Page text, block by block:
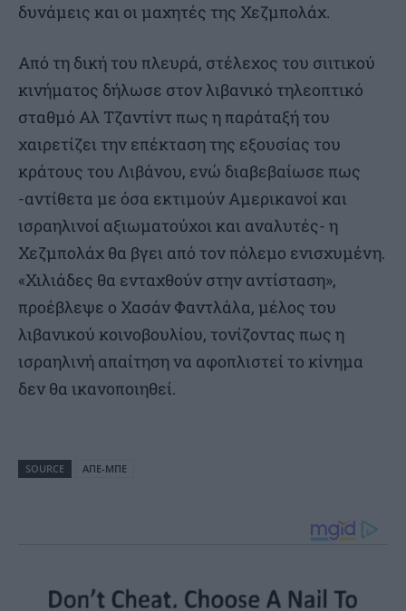
δυνάμεις και οι μαχητές της Χεζμπολάχ.
Από τη δική του πλευρά, στέλεχος του σιιτικού
κινήματος δήλωσε στον λιβανικό τηλεοπτικό
σταθμό Αλ Τζαντίντ πως η παράταξή του
χαιρετίζει την επέκταση της εξουσίας του
κράτους του Λιβάνου, ενώ διαβεβαίωσε πως
-αντίθετα με όσα εκτιμούν Αμερικανοί και
ισραηλινοί αξιωματούχοι και αναλυτές- η
Χεζμπολάχ θα βγει από τον πόλεμο ενισχυμένη.
«Χιλιάδες θα ενταχθούν στην αντίσταση»,
προέβλεψε ο Χασάν Φαντλάλα, μέλος του
λιβανικού κοινοβουλίου, τονίζοντας πως η
ισραηλινή απαίτηση να αφοπλιστεί το κίνημα
δεν θα ικανοποιηθεί.
SOURCE ΑΠΕ-ΜΠΕ